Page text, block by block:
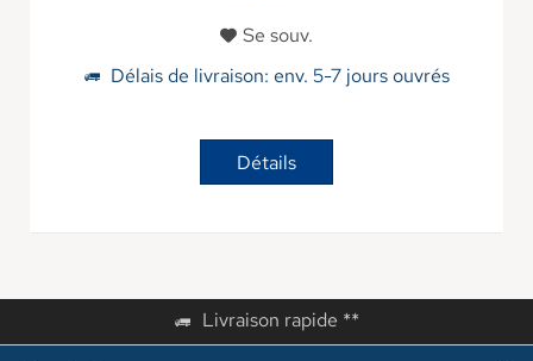
Se souv.
Délais de livraison: env. 5-7 jours ouvrés
Détails
Livraison rapide **